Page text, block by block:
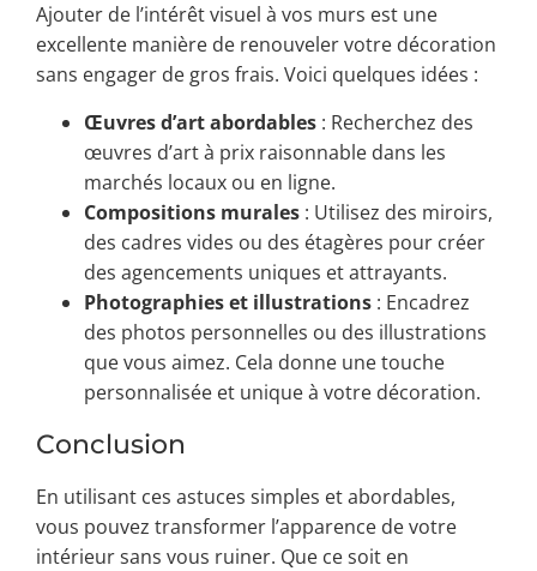
Ajouter de l’intérêt visuel à vos murs est une
excellente manière de renouveler votre décoration
sans engager de gros frais. Voici quelques idées :
Œuvres d’art abordables : Recherchez des
œuvres d’art à prix raisonnable dans les
marchés locaux ou en ligne.
Compositions murales : Utilisez des miroirs,
des cadres vides ou des étagères pour créer
des agencements uniques et attrayants.
Photographies et illustrations : Encadrez
des photos personnelles ou des illustrations
que vous aimez. Cela donne une touche
personnalisée et unique à votre décoration.
Conclusion
En utilisant ces astuces simples et abordables,
vous pouvez transformer l’apparence de votre
intérieur sans vous ruiner. Que ce soit en